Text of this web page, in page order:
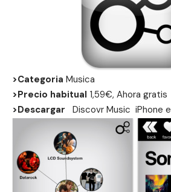
>Categoria Musica
>Precio habitual 1,59€, Ahora gratis
>Descargar
Discovr Music iPhone e